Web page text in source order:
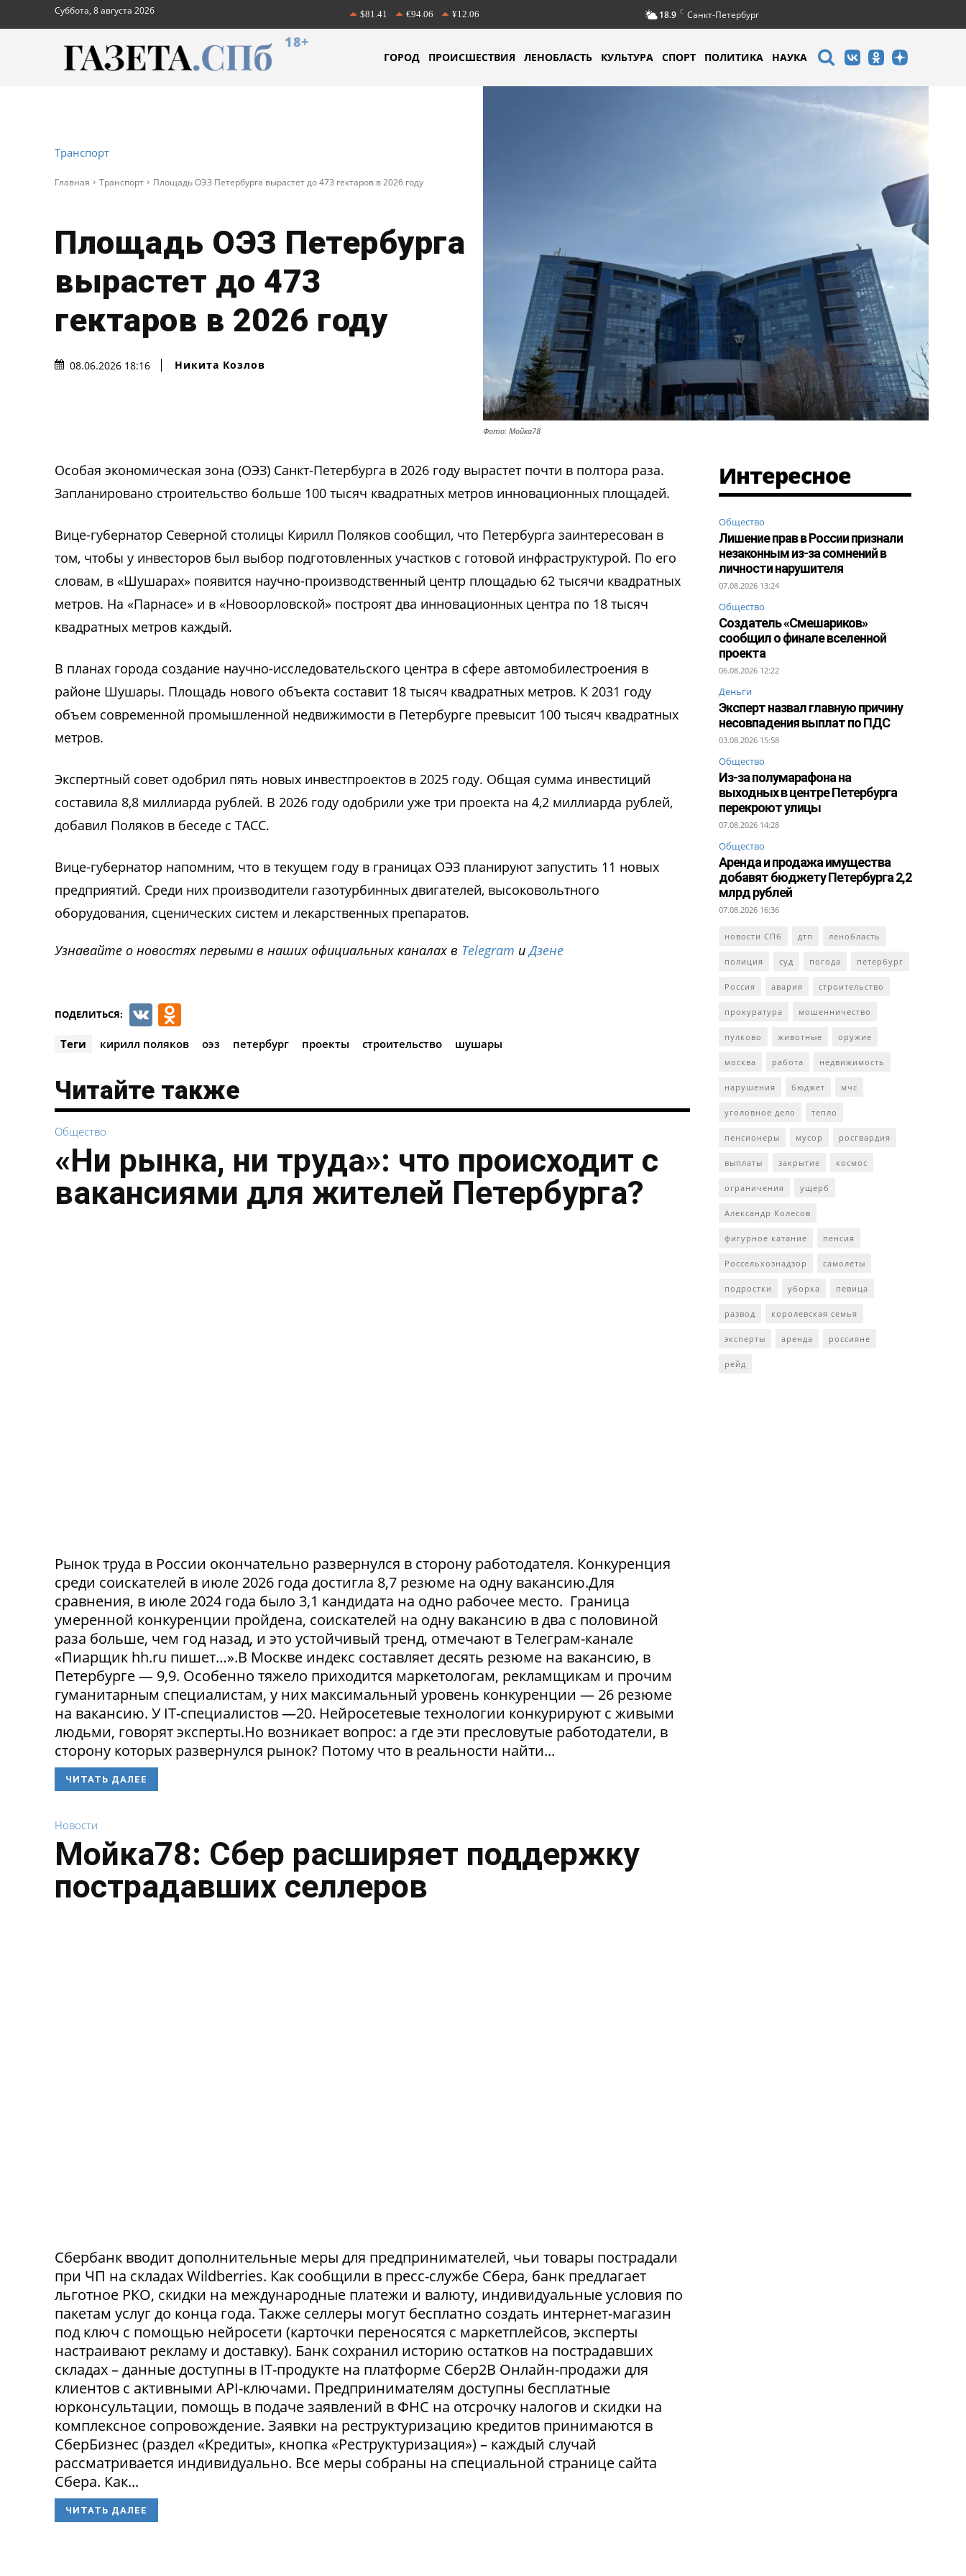
Суббота, 8 августа 2026 $81.41 €94.06 ¥12.06 18.9 C Санкт-Петербург
18+
ГОРОД ПРОИСШЕСТВИЯ ЛЕНОБЛАСТЬ КУЛЬТУРА СПОРТ ПОЛИТИКА НАУКА
Транспорт
Главная Транспорт Площадь ОЭЗ Петербурга вырастет до 473 гектаров в 2026 году
Площадь ОЭЗ Петербурга
вырастет до 473
гектаров в 2026 году
08.06.2026 18:16 Никита Козлов
Фото: Мойка78
Особая экономическая зона (ОЭЗ) Санкт-Петербурга в 2026 году вырастет почти в полтора раза.
Запланировано строительство больше 100 тысяч квадратных метров инновационных площадей.
Вице-губернатор Северной столицы Кирилл Поляков сообщил, что Петербурга заинтересован в
том, чтобы у инвесторов был выбор подготовленных участков с готовой инфраструктурой. По его
словам, в «Шушарах» появится научно-производственный центр площадью 62 тысячи квадратных
метров. На «Парнасе» и в «Новоорловской» построят два инновационных центра по 18 тысяч
квадратных метров каждый.
В планах города создание научно-исследовательского центра в сфере автомобилестроения в
районе Шушары. Площадь нового объекта составит 18 тысяч квадратных метров. К 2031 году
объем современной промышленной недвижимости в Петербурге превысит 100 тысяч квадратных
метров.
Экспертный совет одобрил пять новых инвестпроектов в 2025 году. Общая сумма инвестиций
составила 8,8 миллиарда рублей. В 2026 году одобрили уже три проекта на 4,2 миллиарда рублей,
добавил Поляков в беседе с ТАСС.
Вице-губернатор напомним, что в текущем году в границах ОЭЗ планируют запустить 11 новых
предприятий. Среди них производители газотурбинных двигателей, высоковольтного
оборудования, сценических систем и лекарственных препаратов.
Узнавайте о новостях первыми в наших официальных каналах в Telegram иДзене
ПОДЕЛИТЬСЯ: VK
Теги кирилл поляков оэз петербург проекты строительство шушары
Читайте также
Общество
«Ни рынка, ни труда»: что происходит с
вакансиями для жителей Петербурга?
Рынок труда в России окончательно развернулся в сторону работодателя. Конкуренция
среди соискателей в июле 2026 года достигла 8,7 резюме на одну вакансию.Для
сравнения, в июле 2024 года было 3,1 кандидата на одно рабочее место. Граница
умеренной конкуренции пройдена, соискателей на одну вакансию в два с половиной
раза больше, чем год назад, и это устойчивый тренд, отмечают в Телеграм-канале
«Пиарщик hh.ru пишет…».В Москве индекс составляет десять резюме на вакансию, в
Петербурге — 9,9. Особенно тяжело приходится маркетологам, рекламщикам и прочим
гуманитарным специалистам, у них максимальный уровень конкуренции — 26 резюме
на вакансию. У IT-специалистов —20. Нейросетевые технологии конкурируют с живыми
людьми, говорят эксперты.Но возникает вопрос: а где эти пресловутые работодатели, в
сторону которых развернулся рынок? Потому что в реальности найти...
ЧИТАТЬ ДАЛЕЕ
Новости
Мойка78: Сбер расширяет поддержку
пострадавших селлеров
Сбербанк вводит дополнительные меры для предпринимателей, чьи товары пострадали
при ЧП на складах Wildberries. Как сообщили в пресс-службе Сбера, банк предлагает
льготное РКО, скидки на международные платежи и валюту, индивидуальные условия по
пакетам услуг до конца года. Также селлеры могут бесплатно создать интернет-магазин
под ключ с помощью нейросети (карточки переносятся с маркетплейсов, эксперты
настраивают рекламу и доставку). Банк сохранил историю остатков на пострадавших
складах – данные доступны в IT-продукте на платформе Сбер2В Онлайн-продажи для
клиентов с активными API-ключами. Предпринимателям доступны бесплатные
юрконсультации, помощь в подаче заявлений в ФНС на отсрочку налогов и скидки на
комплексное сопровождение. Заявки на реструктуризацию кредитов принимаются в
СберБизнес (раздел «Кредиты», кнопка «Реструктуризация») – каждый случай
рассматривается индивидуально. Все меры собраны на специальной странице сайта
Сбера. Как...
ЧИТАТЬ ДАЛЕЕ
Интересное
Общество
Лишение прав в России признали
незаконным из-за сомнений в
личности нарушителя
07.08.2026 13:24
Общество
Создатель «Смешариков»
сообщил о финале вселенной
проекта
06.08.2026 12:22
Деньги
Эксперт назвал главную причину
несовпадения выплат по ПДС
03.08.2026 15:58
Общество
Из-за полумарафона на
выходных в центре Петербурга
перекроют улицы
07.08.2026 14:28
Общество
Аренда и продажа имущества
добавят бюджету Петербурга 2,2
млрд рублей
07.08.2026 16:36
новости СПб дтп ленобласть
полиция суд погода петербург
Россия авария строительство
прокуратура мошенничество
пулково животные оружие
москва работа недвижимость
нарушения бюджет мчс
уголовное дело тепло
пенсионеры мусор росгвардия
выплаты закрытие космос
ограничения ущерб
Александр Колесов
фигурное катание пенсия
Россельхознадзор самолеты
подростки уборка певица
развод королевская семья
эксперты аренда россияне
рейд